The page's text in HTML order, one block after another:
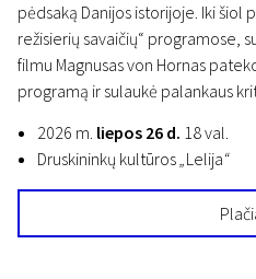
pėdsaką Danijos istorijoje. Iki šiol
režisierių savaičių“ programose,
filmu Magnusas von Hornas
programą ir sulaukė palankaus
2026 m. liepos 26 d. 18 val.
Druskininkų kultūros„Lelija“